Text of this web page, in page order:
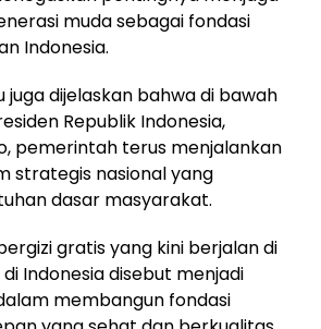
muda sebagai fondasi
Indonesia.
dijelaskan bahwa di bawah
Republik Indonesia,
pemerintah terus menjalankan
strategis nasional yang
dasar masyarakat.
gratis yang kini berjalan di
Indonesia disebut menjadi
membangun fondasi